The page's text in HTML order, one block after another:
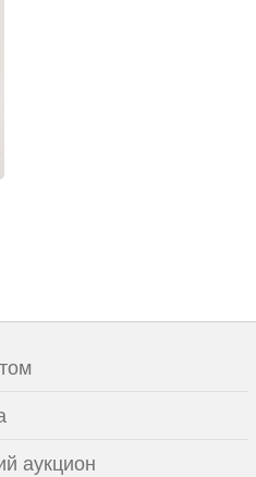
аукцион